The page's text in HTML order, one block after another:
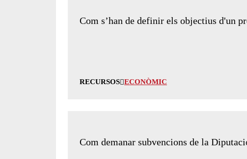
Com s’han de definir els objectius d'un
RECURSOS ECONÒMIC
Com demanar subvencions de la